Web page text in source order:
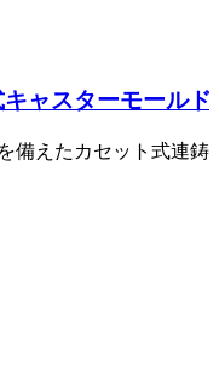
ャスターモールド
備えたカセット式連鋳